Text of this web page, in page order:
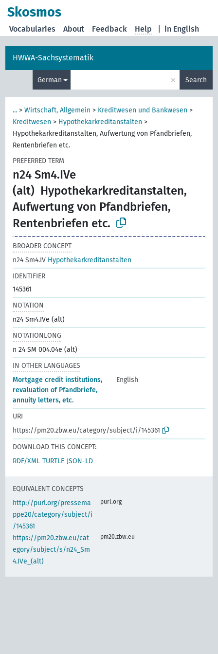
Skosmos
in English
Vocabularies About Feedback Help
HWWA-Sachsystematik
German × Search
... >Wirtschaft, Allgemein > Kreditwesen und Bankwesen >
Kreditwesen > Hypothekarkreditanstalten >
Hypothekarkreditanstalten, Aufwertung von Pfandbriefen,
Rentenbriefen etc.
PREFERRED TERM
n24 Sm4.IVe
(alt) Hypothekarkreditanstalten,
Aufwertung von Pfandbriefen,
Rentenbriefen etc.
BROADER CONCEPT
n24 Sm4.IV Hypothekarkreditanstalten
IDENTIFIER
145361
NOTATION
n24 Sm4.IVe (alt)
NOTATIONLONG
n 24 SM 004.04e (alt)
IN OTHER LANGUAGES
Mortgage credit institutions,
revaluation of Pfandbriefe,
annuity letters, etc.
English
URI
https://pm20.zbw.eu/category/subject/i/145361
DOWNLOAD THIS CONCEPT:
RDF/XML TURTLE JSON-LD
EQUIVALENT CONCEPTS
http://purl.org/pressema
ppe20/category/subject/i
/145361
purl.org
https://pm20.zbw.eu/cat
egory/subject/s/n24_Sm
4.IVe_(alt)
pm20.zbw.eu